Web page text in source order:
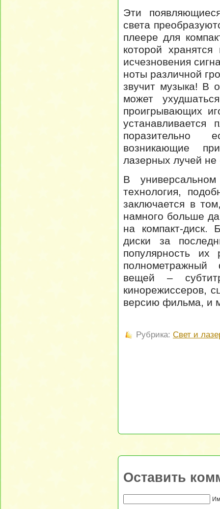
Эти
света
плеере для
которой
исчезновения
ноты различной
звучит музыка! В
может
проигрывающих
устанавливается
поразительно
возникающие
лазерных лучей не
В
технология,
заключается в
намного больше
на компакт-диск.
диски за
популярность их
вещей –
кинорежиссеров,
версию фильма, и
Рубрика: Свет и
Оставить